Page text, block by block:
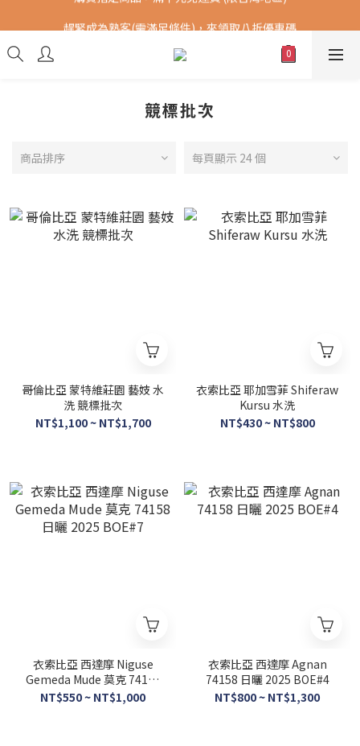
趕緊成為熟客(需滿足條件)，來領取八折優惠碼
提供港澳中地區順豐快遞 SF Express，全球DHL配送。(運費另計)
競標批次
商品排序 每頁顯示 24 個
哥倫比亞 蒙特維莊園 藝妓 水
洗 競標批次
NT$1,100 ~ NT$1,700
衣索比亞 耶加雪菲 Shiferaw
Kursu 水洗
NT$430 ~ NT$800
衣索比亞 西達摩 Niguse
Gemeda Mude 莫克 74158
日曬 2025 BOE#7
NT$550 ~ NT$1,000
衣索比亞 西達摩 Agnan
74158 日曬 2025 BOE#4
NT$800 ~ NT$1,300